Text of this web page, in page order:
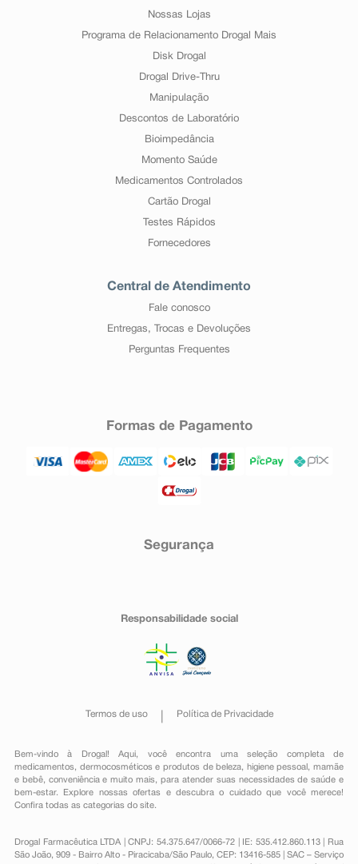
Nossas Lojas
Programa de Relacionamento Drogal Mais
Disk Drogal
Drogal Drive-Thru
Manipulação
Descontos de Laboratório
Bioimpedância
Momento Saúde
Medicamentos Controlados
Cartão Drogal
Testes Rápidos
Fornecedores
Central de Atendimento
Fale conosco
Entregas, Trocas e Devoluções
Perguntas Frequentes
Formas de Pagamento
Segurança
Responsabilidade social
Termos de uso Política de Privacidade
Bem-vindo à Drogal! Aqui, você encontra uma seleção completa de
medicamentos , dermocosméticos e produtos de beleza, higiene pessoal ,mamãe
e bebê, conveniênciae muito mais, para atender suas necessidades de saúde e
bem-estar. Explore nossas ofertas e descubra o cuidado que você merece!
Confira todas as categorias do site.
Drogal Farmacêutica LTDA | CNPJ: 54.375.647/0066-72 | IE: 535.412.860.113 | Rua
São João, 909 - Bairro Alto - Piracicaba/São Paulo, CEP: 13416-585 | SAC – Serviço